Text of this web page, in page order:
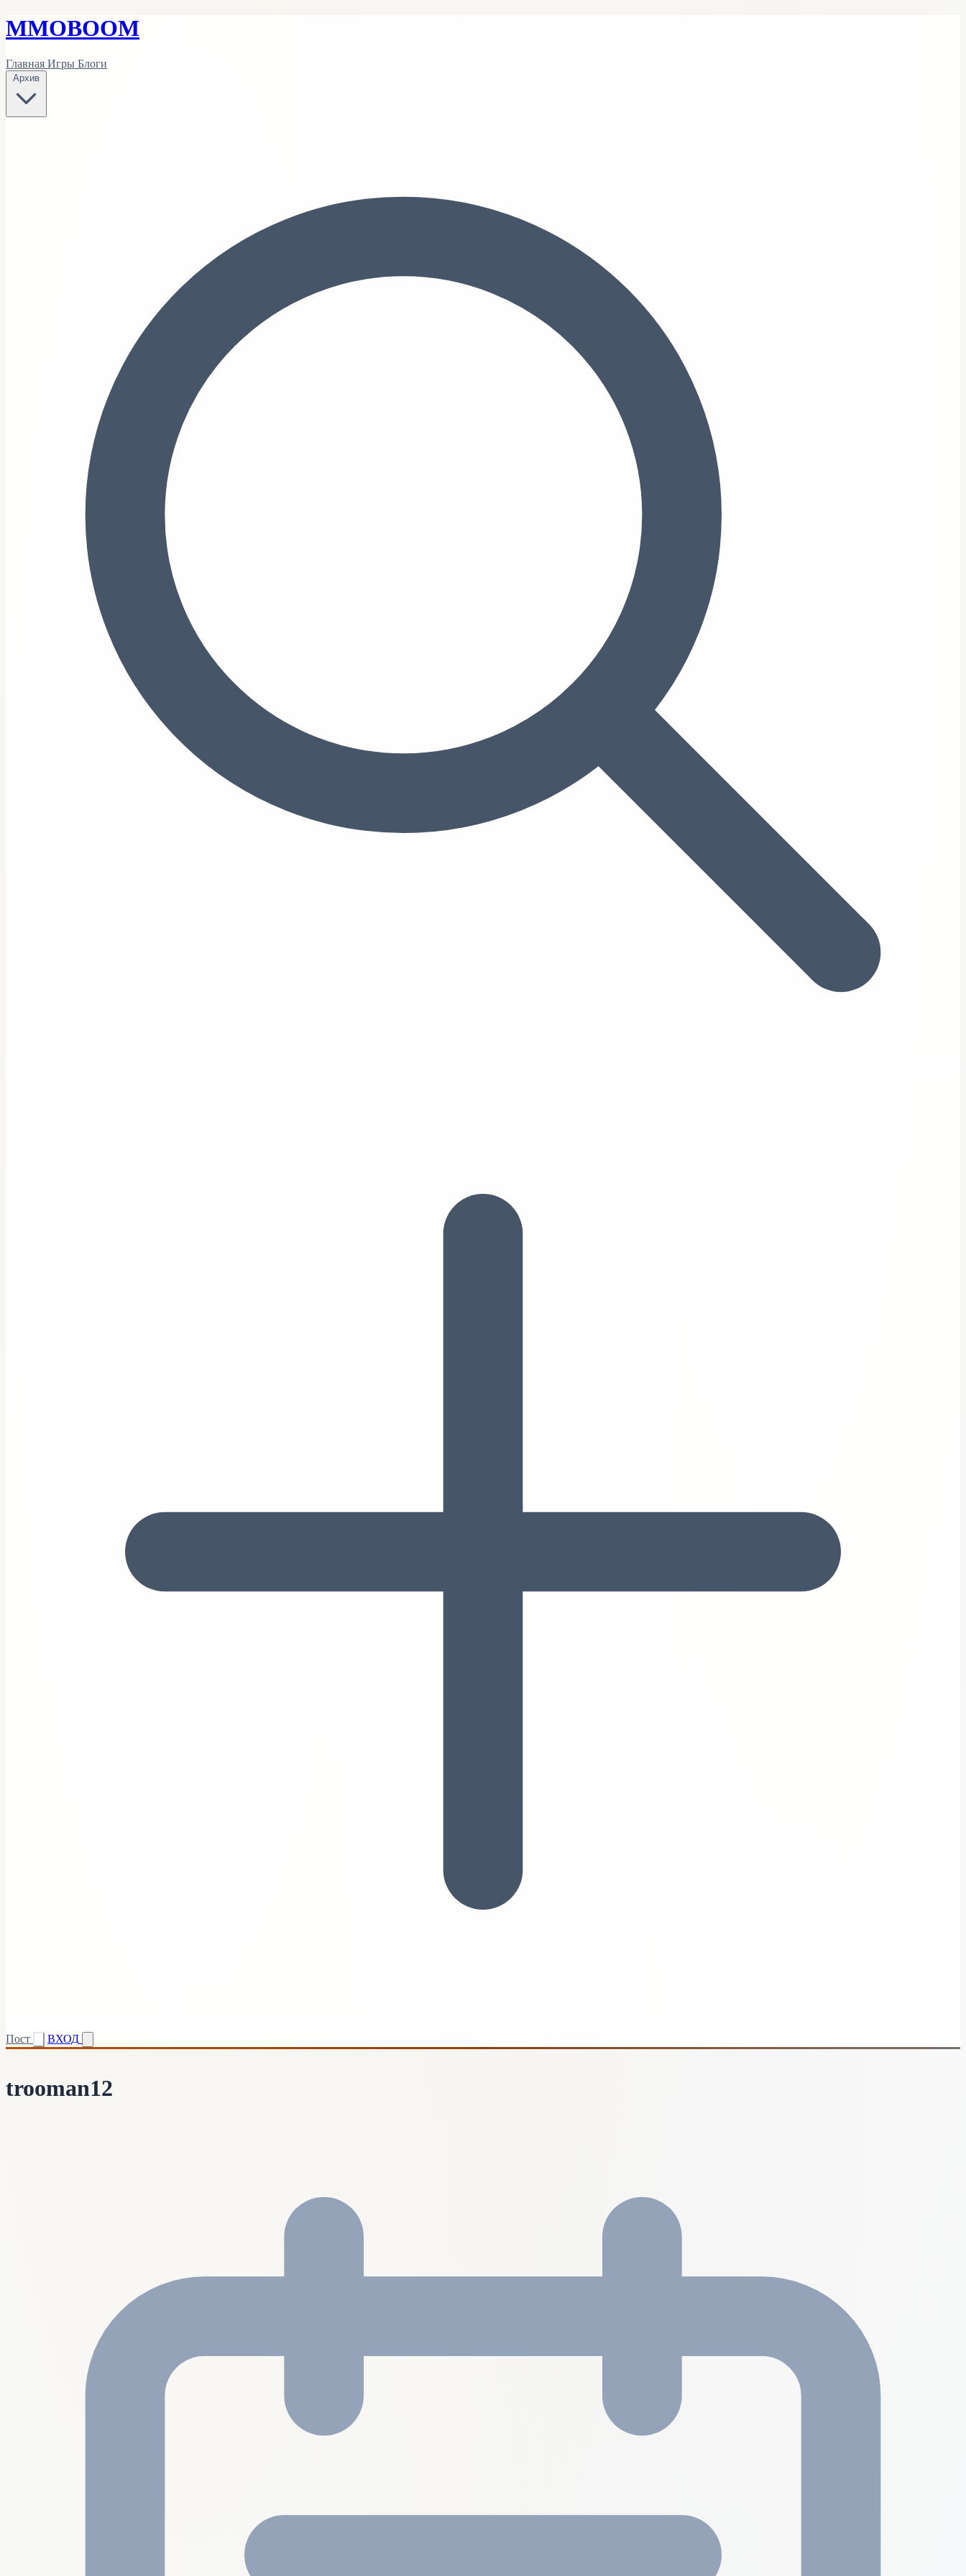
MMOBOOM
Главная Игры Блоги
Архив
Пост ВХОД
trooman12